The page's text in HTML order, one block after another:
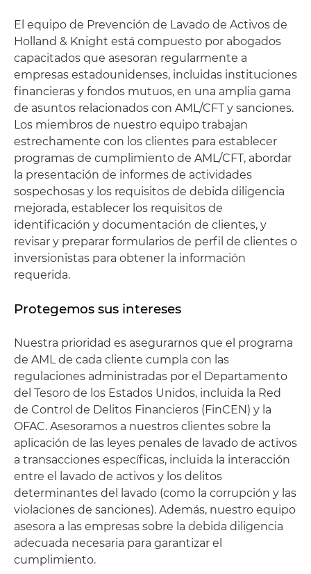
El equipo de Prevención de Lavado de Activos de
Holland & Knight está compuesto por abogados
capacitados que asesoran regularmente a
empresas estadounidenses, incluidas instituciones
financieras y fondos mutuos, en una amplia gama
de asuntos relacionados con AML/CFT y sanciones.
Los miembros de nuestro equipo trabajan
estrechamente con los clientes para establecer
programas de cumplimiento de AML/CFT, abordar
la presentación de informes de actividades
sospechosas y los requisitos de debida diligencia
mejorada, establecer los requisitos de
identificación y documentación de clientes, y
revisar y preparar formularios de perfil de clientes o
inversionistas para obtener la información
requerida.
Protegemos sus intereses
Nuestra prioridad es asegurarnos que el programa
de AML de cada cliente cumpla con las
regulaciones administradas por el Departamento
del Tesoro de los Estados Unidos, incluida la Red
de Control de Delitos Financieros (FinCEN) y la
OFAC. Asesoramos a nuestros clientes sobre la
aplicación de las leyes penales de lavado de activos
a transacciones específicas, incluida la interacción
entre el lavado de activos y los delitos
determinantes del lavado (como la corrupción y las
violaciones de sanciones). Además, nuestro equipo
asesora a las empresas sobre la debida diligencia
adecuada necesaria para garantizar el
cumplimiento.